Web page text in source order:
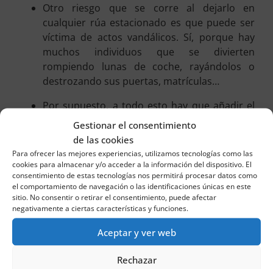
Gestionar el consentimiento
de las cookies
Para ofrecer las mejores experiencias, utilizamos tecnologías como las
cookies para almacenar y/o acceder a la información del dispositivo. El
consentimiento de estas tecnologías nos permitirá procesar datos como
el comportamiento de navegación o las identificaciones únicas en este
sitio. No consentir o retirar el consentimiento, puede afectar
negativamente a ciertas características y funciones.
Aceptar y ver web
Rechazar
Otro riesgo que se corre al dejarlo en
cualquier rúa estacionado es que puede ser
víctima de actos vandálicos. Sí, porque hay
muchos individuos que se divierten
rompiendo lunas de coche, rayándolos o
destrozando sus puertas, matrículas…
Por supuesto, a todo esto hay que añadir el
hecho de que no dejarlo en la calle sino en un
parking es una manera de tener la seguridad
de que va a estar protegido de condiciones
meteorológicas adversas que lo pueden
ensuciar o directamente estropear, por
ejemplo, si caen fuertes granizadas.
Por todas estas razones, lo mejor, sin duda alguna,
es llevar el coche al parking. Aquí va a estar
controlado, seguro, protegido y bajo mejores
condiciones ambientales y de limpieza.